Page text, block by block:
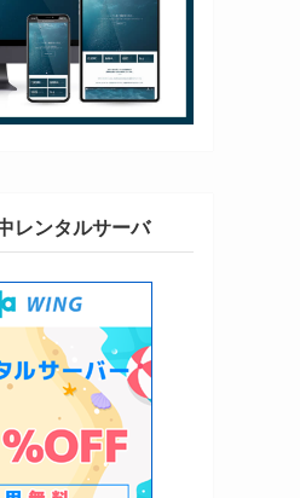
レンタルサーバ